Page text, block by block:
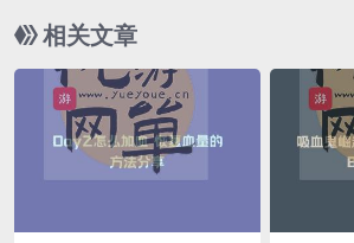
相关文章